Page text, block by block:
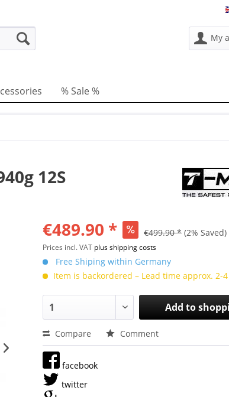
My
% Sale %
12S
€489.90 * €499.90 * (2% Saved)
Prices incl. VAT plus shipping costs
Free Shiping within Germany
Item is backordered – Lead time approx. 2-4
Add to
Compare Comment
facebook
twitter